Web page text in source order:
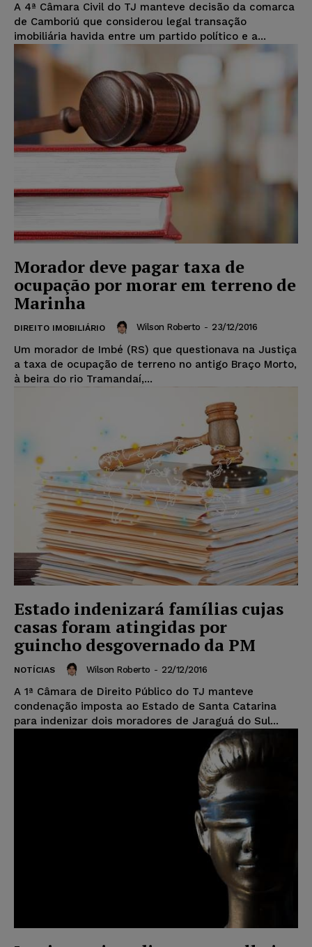
A 4ª Câmara Civil do TJ manteve decisão da comarca
de Camboriú que considerou legal transação
imobiliária havida entre um partido político e a...
Morador deve pagar taxa de
ocupação por morar em terreno de
Marinha
DIREITO IMOBILIÁRIO Wilson Roberto - 23/12/2016
Um morador de Imbé (RS) que questionava na Justiça
a taxa de ocupação de terreno no antigo Braço Morto,
à beira do rio Tramandaí,...
Estado indenizará famílias cujas
casas foram atingidas por
guincho desgovernado da PM
NOTÍCIAS Wilson Roberto - 22/12/2016
A 1ª Câmara de Direito Público do TJ manteve
condenação imposta ao Estado de Santa Catarina
para indenizar dois moradores de Jaraguá do Sul...